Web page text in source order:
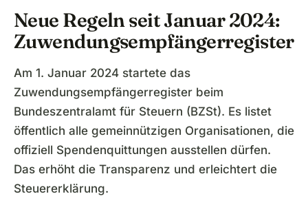
Neue Regeln seit Januar 2024:
Zuwendungsempfängerregister
Am 1. Januar 2024 startete das
Zuwendungsempfängerregister beim
Bundeszentralamt für Steuern (BZSt). Es listet
öffentlich alle gemeinnützigen Organisationen, die
offiziell Spendenquittungen ausstellen dürfen.
Das erhöht die Transparenz und erleichtert die
Steuererklärung.